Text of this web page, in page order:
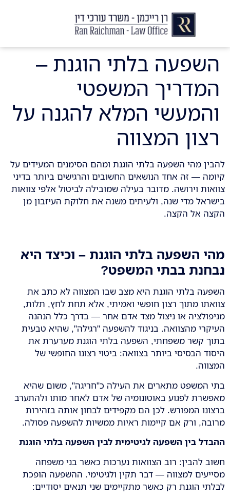
השפעה בלתי הוגנת –
המדריך המשפטי
והמעשי המלא להגנה על
רצון המצווה
להבין מהי השפעה בלתי הוגנת ומהם הסימנים המעידים על
קיומה — זה אחד הנושאים החשובים והרגישים ביותר בדיני
צוואות וירושה. מדובר בעילה שמובילה לביטול אלפי צוואות
בישראל מדי שנה, ולעיתים משנה את חלוקת העיזבון מן
הקצה אל הקצה.
מהי השפעה בלתי הוגנת – וכיצד היא
נבחנת בבתי המשפט?
השפעה בלתי הוגנת היא מצב שבו המצווה לא כתב את
צוואתו מתוך רצון חופשי ואמיתי, אלא תחת לחץ, תלות,
מניפולציה או ניצול מצד אדם אחר — בדרך כלל הנהנה
העיקרי מהצוואה. בניגוד להשפעה "רגילה", שהיא טבעית
בתוך קשר משפחתי, השפעה בלתי הוגנת מערערת את
היסוד הבסיסי ביותר בצוואה: ביטוי רצונו החופשי של
המצווה.
בתי המשפט מתארים את העילה כ"חריגה", משום שהיא
מאפשרת לפגוע באוטונומיה של אדם לאחר מותו ולהתערב
ברצונו המפורש. לכן הם מקפידים לבחון אותה בזהירות
מרובה, ורק אם קיימות ראיות ממשיות להשפעה פסולה.
ההבדל בין השפעה לגיטימית לבין השפעה בלתי הוגנת
חשוב להבין: רוב הצוואות נערכות כאשר בני משפחה
מסייעים למצווה — דבר תקין ולגיטימי. ההשפעה הופכת
לבלתי הוגנת רק כאשר מתקיימים שני תנאים יסודיים: